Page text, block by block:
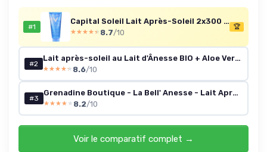
#1
Capital Soleil Lait Après-Soleil 2x300 ml
★★★★★
★★★★★ 8.7/10
🏆
#2
Lait après-soleil au Lait d'Ânesse BIO + Aloe Vera - Soin corps Solaire Hydratant et Apaisant - Flacon pompe 250 ml
★★★★★
★★★★★ 8.6/10
#3
Grenadine Boutique - La Bell' Anesse - Lait Après-Solaire au Lait d'Anesse Bio - Flacon de 250ml - Label Provence Nature Lait Après - Solaire
★★★★★
★★★★★ 8.2/10
Voir le comparatif complet →